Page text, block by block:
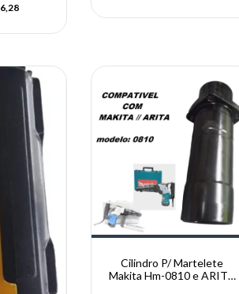
Cilindro P/ Martelete
Makita Hm-0810 e ARITA